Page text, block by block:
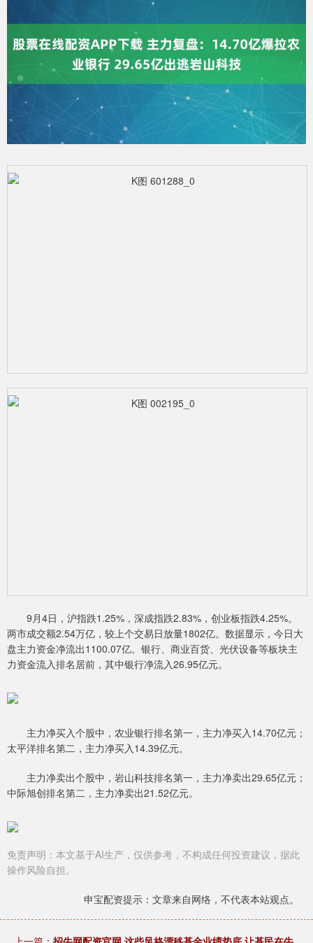
9月4日，沪指跌1.25%，深成指跌2.83%，创业板指跌4.25%。
两市成交额2.54万亿，较上个交易日放量1802亿。数据显示，今日大
盘主力资金净流出1100.07亿。银行、商业百货、光伏设备等板块主
力资金流入排名居前，其中银行净流入26.95亿元。
主力净买入个股中，农业银行排名第一，主力净买入14.70亿元；
太平洋排名第二，主力净买入14.39亿元。
主力净卖出个股中，岩山科技排名第一，主力净卖出29.65亿元；
中际旭创排名第二，主力净卖出21.52亿元。
免责声明：本文基于AI生产，仅供参考，不构成任何投资建议，据此
操作风险自担。
申宝配资提示：文章来自网络，不代表本站观点。